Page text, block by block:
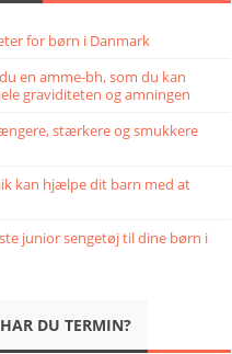
for børn i Danmark
en amme-bh, som du kan
graviditeten og amningen
stærkere og smukkere
kan hjælpe dit barn med at
junior sengetøj til dine børn i
DU TERMIN?